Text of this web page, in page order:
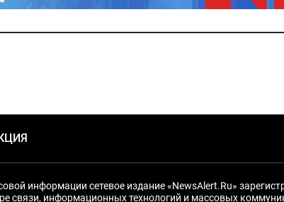
информации сетевое издание «NewsAlert.Ru»
связи, информационных технологий и массовых